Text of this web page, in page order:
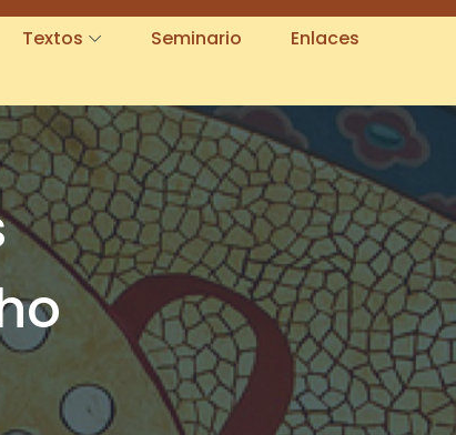
Textos Seminario
Enlaces